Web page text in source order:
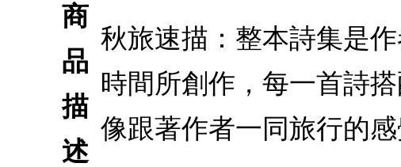
商
品
描
述
秋旅速描：整本詩集是
時間所創作，每一首詩
像跟著作者一同旅行的